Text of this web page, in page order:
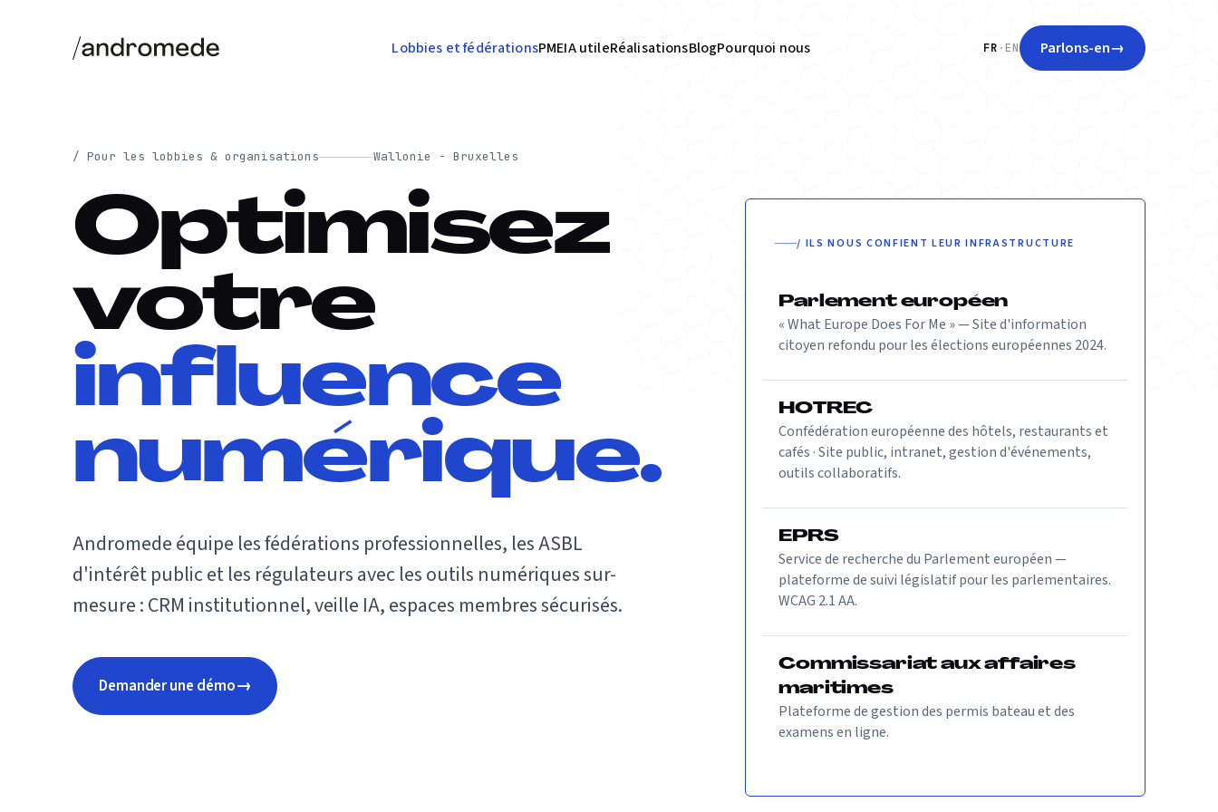
Lobbies et fédérationsPMEIA utileRéalisationsBlogPourquoi nous FR ·EN Parlons-en→
/ Pour les lobbies & organisations Wallonie - Bruxelles
Optimisez
votre
influence
numérique.
Andromede équipe les fédérations professionnelles, les ASBL
d'intérêt public et les régulateurs avec les outils numériques sur-
mesure : CRM institutionnel, veille IA, espaces membres sécurisés.
Demander une démo→
/ ILS NOUS CONFIENT LEUR INFRASTRUCTURE
Parlement européen
« What Europe Does For Me » — Site d'information
citoyen refondu pour les élections européennes 2024.
HOTREC
Confédération européenne des hôtels, restaurants et
cafés · Site public, intranet, gestion d'événements,
outils collaboratifs.
EPRS
Service de recherche du Parlement européen —
plateforme de suivi législatif pour les parlementaires.
WCAG 2.1 AA.
Commissariat aux affaires
maritimes
Plateforme de gestion des permis bateau et des
examens en ligne.